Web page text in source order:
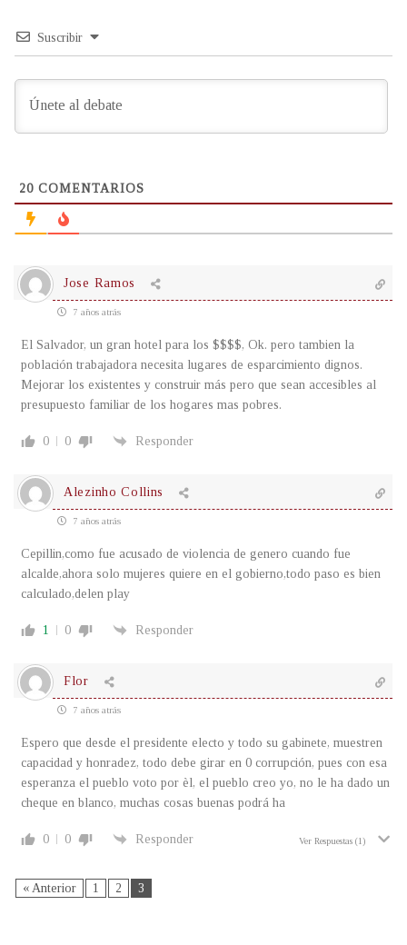
Suscribir
20 COMENTARIOS
Jose Ramos
7 años atrás
El Salvador, un gran hotel para los $$$$, Ok. pero tambien la
población trabajadora necesita lugares de esparcimiento dignos.
Mejorar los existentes y construir más pero que sean accesibles al
presupuesto familiar de los hogares mas pobres.
0 0 Responder
Alezinho Collins
7 años atrás
Cepillin,como fue acusado de violencia de genero cuando fue
alcalde,ahora solo mujeres quiere en el gobierno,todo paso es bien
calculado,delen play
1 0 Responder
Flor
7 años atrás
Espero que desde el presidente electo y todo su gabinete, muestren
capacidad y honradez, todo debe girar en 0 corrupción, pues con esa
esperanza el pueblo voto por èl, el pueblo creo yo, no le ha dado un
cheque en blanco, muchas cosas buenas podrá ha
0 0 Responder Ver Respuestas (1)
« Anterior 1 2 3